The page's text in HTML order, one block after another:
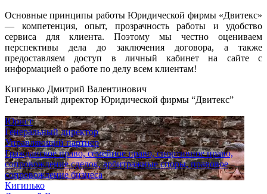
Основные принципы работы Юридической фирмы «Двитекс»
— компетенция, опыт, прозрачность работы и удобство
сервиса для клиента. Поэтому мы честно оцениваем
перспективы дела до заключения договора, а также
предоставляем доступ в личный кабинет на сайте с
информацией о работе по делу всем клиентам!
Кигинько Дмитрий Валентинович
Генеральный директор Юридической фирмы “Двитекс”
Юрист
Генеральный директор
Управляющий партнер
Гражданское право, семейное право, спортивное право,
сопровождение сделок, арбитражные споры, правовое
сопровождение бизнеса
Кигинько